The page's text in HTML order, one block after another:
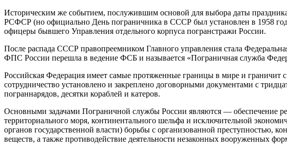
Историческим же событием, послужившим основой для выбора даты
РСФСР (но официально День пограничника в СССР был установлен в 1958
офицеры бывшего Управления отдельного корпуса погранстражи России.
После распада СССР правопреемником Главного управления стала
ФПС России перешла в ведение ФСБ и называется «Пограничная служба
Российская Федерация имеет самые протяженные границы в мире и граничит
сотрудничество установлено и закреплено договорными документами с
пограннарядов, десятки кораблей и катеров.
Основными задачами Пограничной службы России являются — обеспечение
территориального моря, континентального шельфа и исключительной
органов государственной власти) борьбы с организованной преступностью,
веществ, а также противодействие деятельности незаконных вооруженных